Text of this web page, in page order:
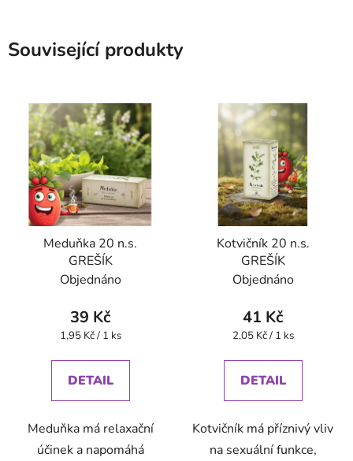
Související produkty
Meduňka 20 n.s.
GREŠÍK
Objednáno
39 Kč
Měrná
1,95 Kč / 1 ks
DETAIL
Meduňka má relaxační
účinek a napomáhá
Kotvičník 20 n.s.
GREŠÍK
Objednáno
41 Kč
Měrná
2,05 Kč / 1 ks
DETAIL
Kotvičník má příznivý vliv
na sexuální funkce,